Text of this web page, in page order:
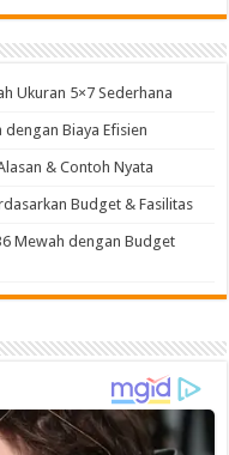
Ukuran 5×7 Sederhana
dengan Biaya Efisien
& Contoh Nyata
Budget & Fasilitas
Mewah dengan Budget